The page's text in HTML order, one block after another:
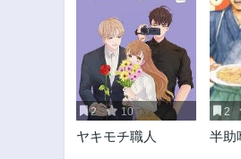
2 10
ヤキモチ職人
2
半助